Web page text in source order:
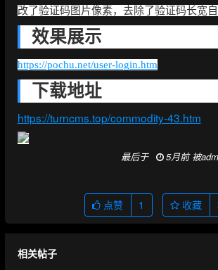
改了验证码图片像素，去除了验证码长宽自
效果展示
https://pochu.net/user-login.htm
下载地址
https://turncms.top/commodity-43.htm
最后于 5月前 被
点赞 1 收藏
相关帖子